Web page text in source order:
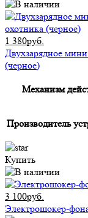
1 380руб.
Двухзарядное мини
(черное)
Механизм
Производитель
Купить
3 100руб.
Электрошокер-